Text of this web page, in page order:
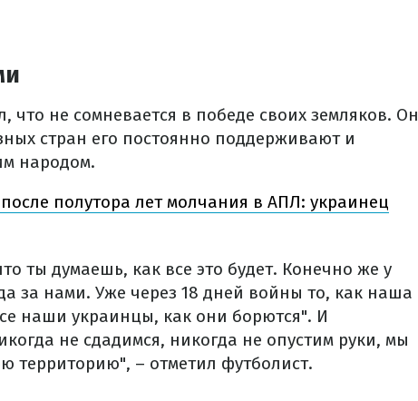
что не сомневается в победе своих земляков. Он
стран его постоянно поддерживают и
народом.
полутора лет молчания в АПЛ: украинец
ты думаешь, как все это будет. Конечно же у
за нами. Уже через 18 дней войны то, как наша
наши украинцы, как они борются". И
не сдадимся, никогда не опустим руки, мы
территорию", – отметил футболист.